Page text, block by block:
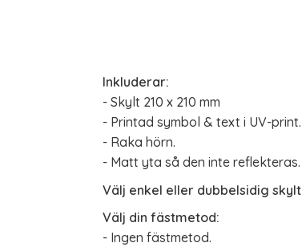
Inkluderar:
- Skylt 210 x 210 mm
- Printad symbol & text i UV-print.
- Raka hörn.
- Matt yta så den inte reflekteras.
Välj enkel eller dubbelsidig skylt
Välj din fästmetod:
- Ingen fästmetod.